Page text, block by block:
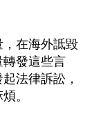
在海外詆毀
發這些言
法律訴訟，
。